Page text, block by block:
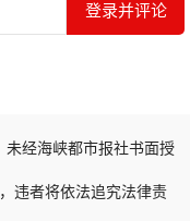
登录并评论
经海峡都市报社书面授
违者将依法追究法律责